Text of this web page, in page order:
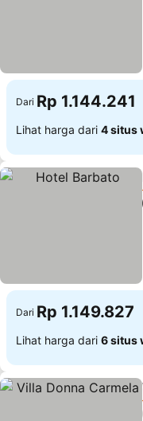
Dari Rp 1.144.241
Lihat harga dari 4 situs
Dari Rp 1.149.827
Lihat harga dari 6 situs